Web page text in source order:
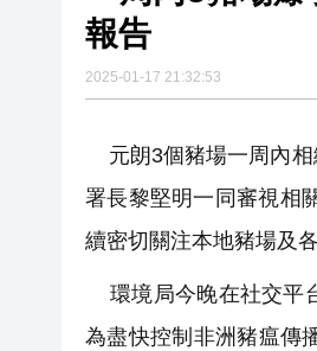
報告
2025-01-17 21:32:53
元朗3個豬場一周內相
署長黎堅明一同審視相
續密切關注本地豬場及
環境局今晚在社交平
為盡快控制非洲豬瘟傳